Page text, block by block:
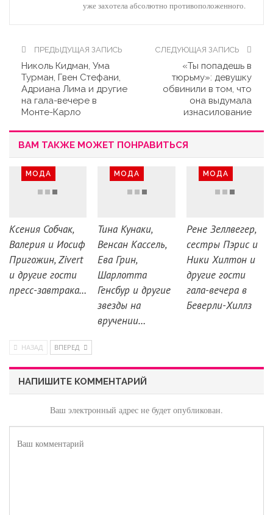
уже захотела абсолютно противоположенного.
ПРЕДЫДУЩАЯ ЗАПИСЬ
Николь Кидман, Ума
Турман, Гвен Стефани,
Адриана Лима и другие
на гала-вечере в
Монте-Карло
СЛЕДУЮЩАЯ ЗАПИСЬ
«Ты попадешь в
тюрьму»: девушку
обвинили в том, что
она выдумала
изнасилование
ВАМ ТАКЖЕ МОЖЕТ ПОНРАВИТЬСЯ
МОДА
Ксения Собчак,
Валерия и Иосиф
Пригожин, Zivert
и другие гости
пресс-завтрака…
МОДА
Тина Кунаки,
Венсан Кассель,
Ева Грин,
Шарлотта
Генсбур и другие
звезды на
вручении…
МОДА
Рене Зеллвегер,
сестры Пэрис и
Ники Хилтон и
другие гости
гала-вечера в
Беверли-Хиллз
НАЗАД ВПЕРЕД
НАПИШИТЕ КОММЕНТАРИЙ
Ваш электронный адрес не будет опубликован.